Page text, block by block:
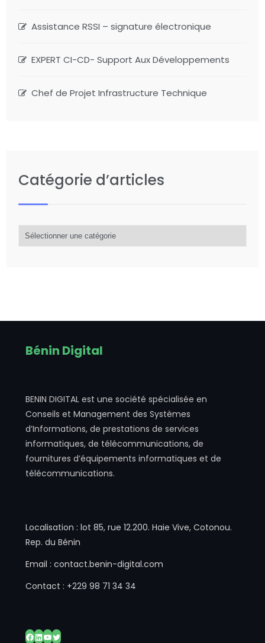
Assistance RSSI – signature électronique
EXPERT CI-CD- Support Aux Développements
Chef de Projet Infrastructure Technique
Catégorie d’articles
d’articles
Bénin Digital
BENIN DIGITAL est une société spécialisée en
Conseils et Management des Systèmes
d’Informations, de prestations de services
informatiques, de télécommunications, de
fournitures d’équipements informatiques et de
télécommunications.
Localisation : lot 85, rue 12.200. Haie Vive, Cotonou.
Rep. du Bénin
Email : contact.benin-digital.com
Contact : +229 98 71 34 34
Facebook
LinkedIn
YouTube
Twitter